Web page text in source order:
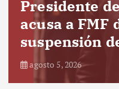
Presidente
acusa a FMF
suspensión
agosto 5, 2026